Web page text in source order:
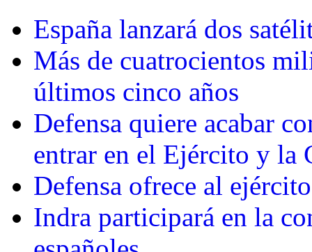
España lanzará dos
Más de cuatrocientos
últimos cinco años
Defensa quiere acabar
entrar en el Ejército y la
Defensa ofrece al
Indra participará en la